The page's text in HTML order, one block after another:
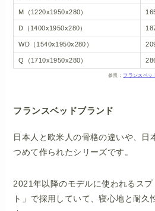
M（1220x1950x280）
D（1400x1950x280）
WD（1540x1950x280）
Q（1710x1950x280）
参照； フランスベッ
フランスベッドブランド
日本人と欧米人の骨格の違いや、日
つめて作られたシリーズです。
2021年以降のモデルに使われるス
ト」で採用していて、寝心地と耐久